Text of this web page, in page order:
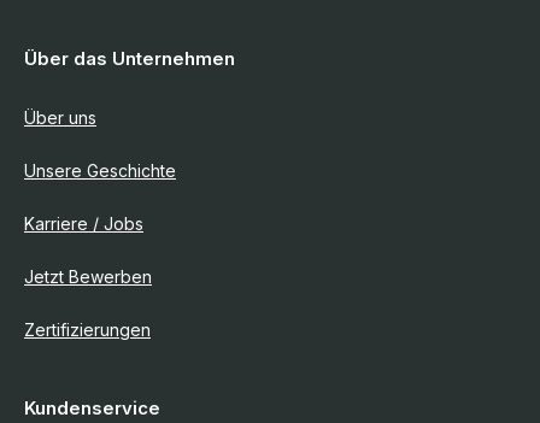
Über das Unternehmen
Über uns
Unsere Geschichte
Karriere / Jobs
Jetzt Bewerben
Zertifizierungen
Kundenservice